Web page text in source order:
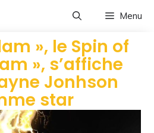
Menu
», le Spin of
», s’affiche
Jonhson
star